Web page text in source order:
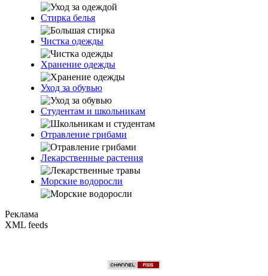
Стирка белья
Чистка одежды
Хранение одежды
Уход за обувью
Студентам и школьникам
Отравление грибами
Лекарственные растения
Морские водоросли
Реклама
XML feeds